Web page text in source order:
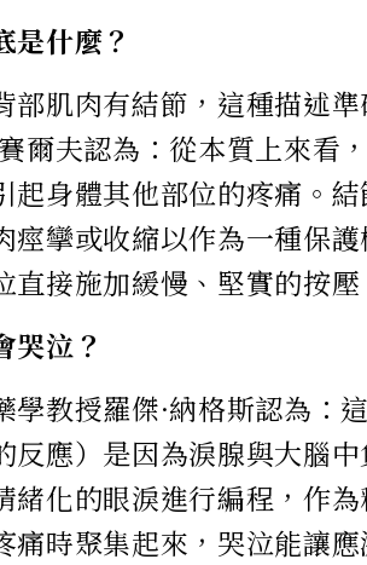
是什麼？
部肌肉有結節，這種描述
爾夫認為：從本質上來看
起身體其他部位的疼痛。
痙攣或收縮以作為一種保
接施加緩慢、堅實的按壓
哭泣？
學教授羅傑·納格斯認為：
反應）是因為淚腺與大腦
緒化的眼淚進行編程，作
痛時聚集起來，哭泣能讓